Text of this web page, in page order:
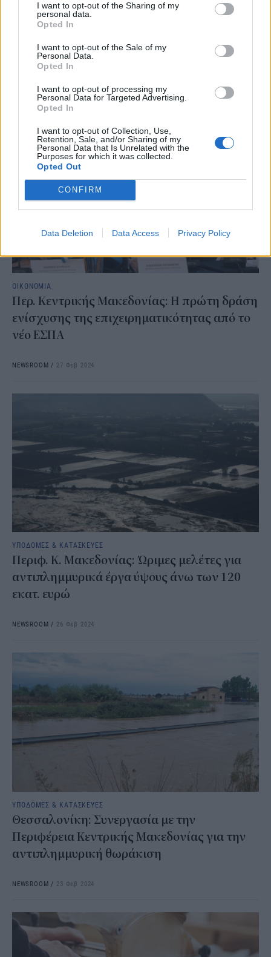
I want to opt-out of the Sharing of my
personal data.
Opted In
I want to opt-out of the Sale of my
Personal Data.
Opted In
I want to opt-out of processing my
Personal Data for Targeted Advertising.
Opted In
I want to opt-out of Collection, Use,
Retention, Sale, and/or Sharing of my
Personal Data that Is Unrelated with the
Purposes for which it was collected.
Opted Out
CONFIRM
Data Deletion Data Access Privacy Policy
ΟΙΚΟΝΟΜΙΑ
Τζιτζικώστας: Έτος Επιχειρηματικότητας το
2024 για την Περιφέρεια Κεντρικής
Μακεδονίας
NEWSROOM/29 Φεβ 2024
ΟΙΚΟΝΟΜΙΑ
Περ. Κεντρικής Μακεδονίας: Η πρώτη δράση
ενίσχυσης της επιχειρηματικότητας από το
νέο ΕΣΠΑ
NEWSROOM / 27 Φεβ 2024
ΥΠΟΔΟΜΕΣ & ΚΑΤΑΣΚΕΥΕΣ
Περιφ. Κ. Μακεδονίας: Ώριμες μελέτες για
αντιπλημμυρικά έργα ύψους άνω των 120
εκατ. ευρώ
NEWSROOM / 26 Φεβ 2024
ΥΠΟΔΟΜΕΣ & ΚΑΤΑΣΚΕΥΕΣ
Θεσσαλονίκη: Συνεργασία με την
Περιφέρεια Κεντρικής Μακεδονίας για την
αντιπλημμυρική θωράκιση
NEWSROOM / 23 Φεβ 2024